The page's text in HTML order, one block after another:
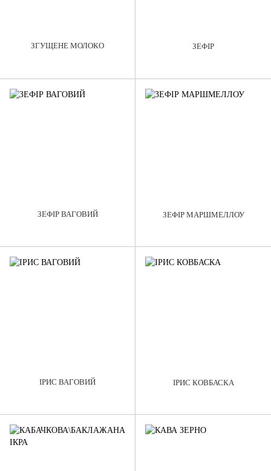
ЗГУЩЕНЕ МОЛОКО ЗЕФІР
ЗЕФІР ВАГОВИЙ ЗЕФІР МАРШМЕЛЛОУ
ІРИС ВАГОВИЙ ІРИС КОВБАСКА